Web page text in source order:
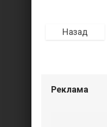
Назад
Реклама